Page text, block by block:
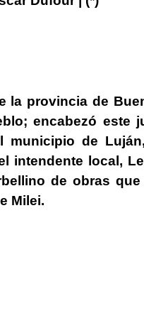
la provincia de
; encabezó este
municipio de
intendente local,
de obras
Milei.